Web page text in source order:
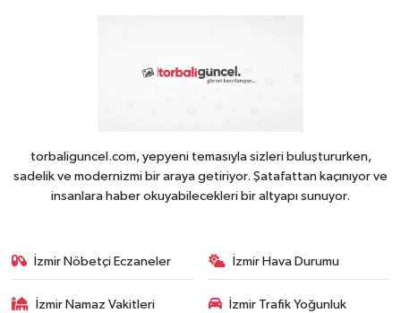
torbaliguncel.com, yepyeni temasıyla sizleri buluştururken,
sadelik ve modernizmi bir araya getiriyor. Şatafattan kaçınıyor ve
insanlara haber okuyabilecekleri bir altyapı sunuyor.
İzmir Nöbetçi Eczaneler İzmir Hava Durumu
İzmir Namaz Vakitleri
İzmir Trafik Yoğunluk